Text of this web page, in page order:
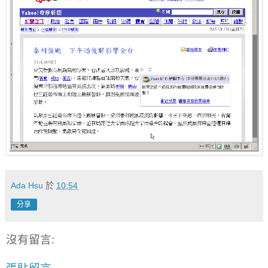
Ada Hsu 於 10:54
分享
沒有留言: